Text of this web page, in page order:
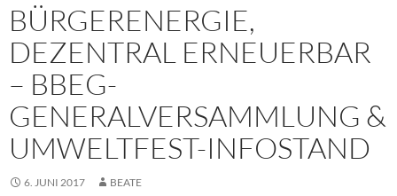
BÜRGERENERGIE,
DEZENTRAL ERNEUERBAR
– BBEG-
GENERALVERSAMMLUNG &
UMWELTFEST-INFOSTAND
6. JUNI 2017 BEATE